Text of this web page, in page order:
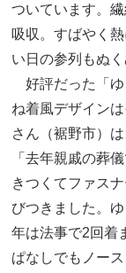
ついています。
吸収。すばやく
い日の参列もぬく
好評だった「ゆ
ね着風デザイン
さん（裾野市）は
「去年親戚の葬
きつくてファス
びつきました。
年は法事で2回着
ぱなしでもノース